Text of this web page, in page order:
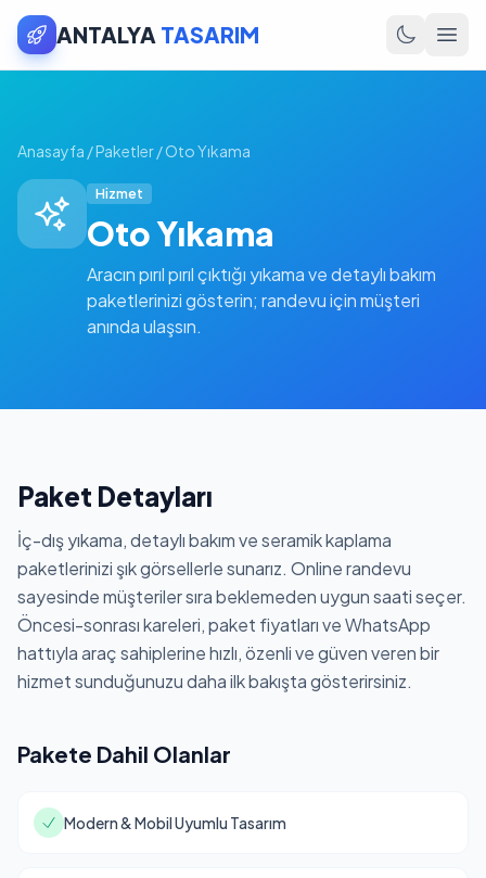
ANTALYA TASARIM
Anasayfa /Paketler/Oto Yıkama
Hizmet
Oto Yıkama
Aracın pırıl pırıl çıktığı yıkama ve detaylı bakım
paketlerinizi gösterin; randevu için müşteri
anında ulaşsın.
Paket Detayları
İç-dış yıkama, detaylı bakım ve seramik kaplama
paketlerinizi şık görsellerle sunarız. Online randevu
sayesinde müşteriler sıra beklemeden uygun saati seçer.
Öncesi-sonrası kareleri, paket fiyatları ve WhatsApp
hattıyla araç sahiplerine hızlı, özenli ve güven veren bir
hizmet sunduğunuzu daha ilk bakışta gösterirsiniz.
Pakete Dahil Olanlar
Modern & Mobil Uyumlu Tasarım